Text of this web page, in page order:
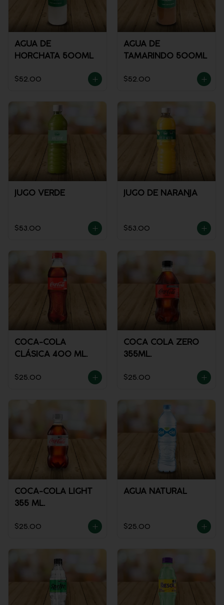
AGUA DE
HORCHATA 500ML
$52.00
AGUA DE
TAMARINDO 500ML
$52.00
JUGO VERDE
$53.00
JUGO DE NARANJA
$53.00
COCA-COLA
CLÁSICA 400 ML.
$25.00
COCA COLA ZERO
355ML.
$25.00
COCA-COLA LIGHT
355 ML.
$25.00
AGUA NATURAL
$25.00